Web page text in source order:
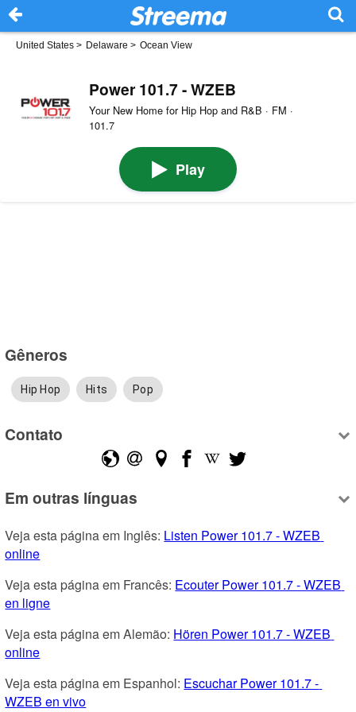
United States > Delaware > Ocean View
Power 101.7 - WZEB
Your New Home for Hip Hop and R&B · FM ·
101.7
Play
Gêneros
Hip Hop Hits Pop
Contato
Em outras línguas
Veja esta página em Inglês: Listen Power 101.7 - WZEB
online
Veja esta página em Francês: Ecouter Power 101.7 - WZEB
en ligne
Veja esta página em Alemão: Hören Power 101.7 - WZEB
online
Veja esta página em Espanhol: Escuchar Power 101.7 -
WZEB en vivo